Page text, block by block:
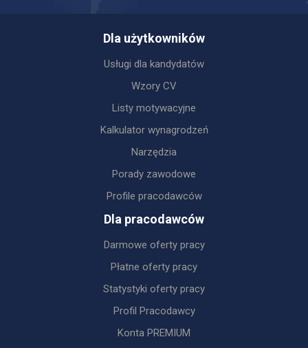
Dla użytkowników
Usługi dla kandydatów
Wzory CV
Listy motywacyjne
Kalkulator wynagrodzeń
Narzędzia
Porady zawodowe
Profile pracodawców
Dla pracodawców
Darmowe oferty pracy
Płatne oferty pracy
Statystyki oferty pracy
Profil Pracodawcy
Konta PREMIUM